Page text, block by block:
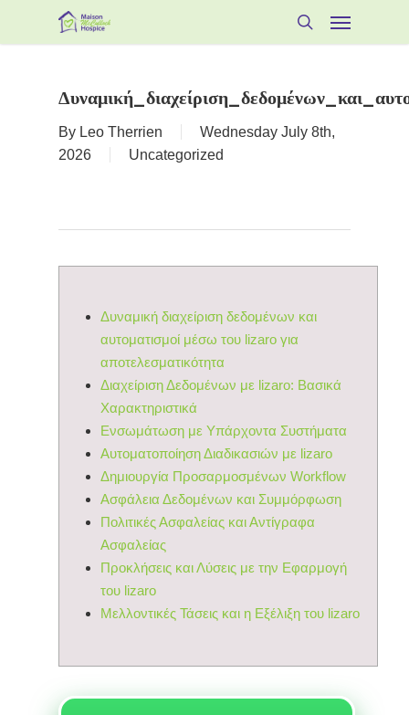
Menu
By Leo Therrien
Wednesday July 8th,
2026
Uncategorized
Δυναμική διαχείριση δεδομένων και
αυτοματισμοί μέσω του lizaro για
αποτελεσματικότητα
Διαχείριση Δεδομένων με lizaro: Βασικά
Χαρακτηριστικά
Ενσωμάτωση με Υπάρχοντα Συστήματα
Αυτοματοποίηση Διαδικασιών με lizaro
Δημιουργία Προσαρμοσμένων Workflow
Ασφάλεια Δεδομένων και Συμμόρφωση
Πολιτικές Ασφαλείας και Αντίγραφα
Ασφαλείας
Προκλήσεις και Λύσεις με την Εφαρμογή
του lizaro
Μελλοντικές Τάσεις και η Εξέλιξη του lizaro